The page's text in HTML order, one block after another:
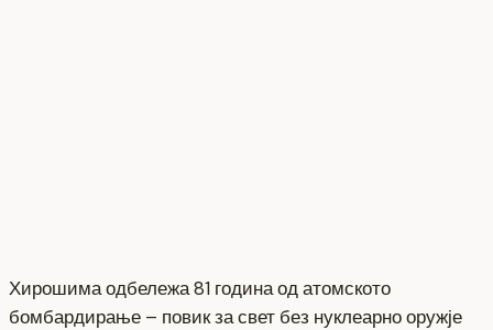
Хирошима одбележа 81 година од атомското
бомбардирање – повик за свет без нуклеарно оружје